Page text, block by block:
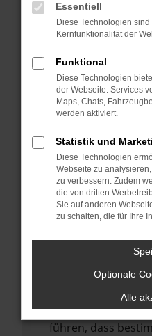
Überprüfe deine
deine
Prüfe deine
Manche
können das Laden
anderen Browser
Fenster?
Starte dein Gerät
Das kann
vorübergehende
Stelle sicher,
Betriebssystem
Veraltete
Sicherheitsrisiko,
führen, dass
Essentiell
Diese Technologien
Kernfunktionalität der
Funktional
Diese Technologien
der Webseite. Services
Maps, Chats,
werden aktiviert.
Statistik und
Diese Technologien
Webseite zu
zu verbessern. Zudem
die von dritten
Sie auf anderen
zu schalten, die für Ihre
Optionale
Alle